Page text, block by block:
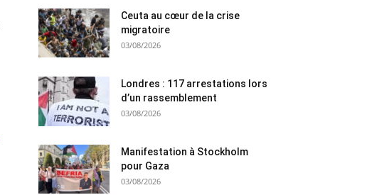
Ceuta au cœur de la crise
migratoire
03/08/2026
Londres : 117 arrestations lors
d’un rassemblement
03/08/2026
Manifestation à Stockholm
pour Gaza
03/08/2026